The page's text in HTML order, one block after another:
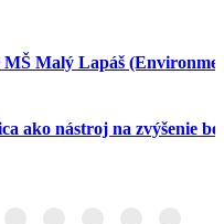
MŠ Malý Lapáš
ako nástroj na zvýšenie